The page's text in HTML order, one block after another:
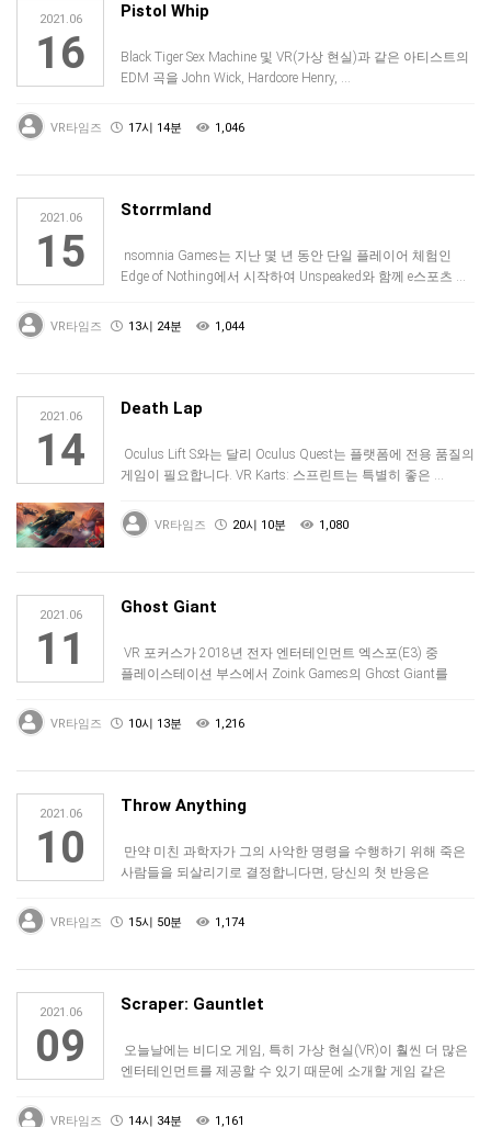
2021.06
16
Pistol Whip
Black Tiger Sex Machine 및 VR(가상 현실)과 같은 아티스트의
EDM 곡을 John Wick, Hardcore Henry, …
VR타임즈 17시 14분 1,046
2021.06
15
Storrmland
nsomnia Games는 지난 몇 년 동안 단일 플레이어 체험인
Edge of Nothing에서 시작하여 Unspeaked와 함께 e스포츠 …
VR타임즈 13시 24분 1,044
2021.06
14
Death Lap
Oculus Lift S와는 달리 Oculus Quest는 플랫폼에 전용 품질의
게임이 필요합니다. VR Karts: 스프린트는 특별히 좋은 …
VR타임즈 20시 10분 1,080
2021.06
11
Ghost Giant
VR 포커스가 2018년 전자 엔터테인먼트 엑스포(E3) 중
플레이스테이션 부스에서 Zoink Games의 Ghost Giant를
VR타임즈 10시 13분 1,216
2021.06
10
Throw Anything
만약 미친 과학자가 그의 사악한 명령을 수행하기 위해 죽은
사람들을 되살리기로 결정합니다면, 당신의 첫 반응은
VR타임즈 15시 50분 1,174
2021.06
09
Scraper: Gauntlet
오늘날에는 비디오 게임, 특히 가상 현실(VR)이 훨씬 더 많은
엔터테인먼트를 제공할 수 있기 때문에 소개할 게임 같은
VR타임즈 14시 34분 1,161